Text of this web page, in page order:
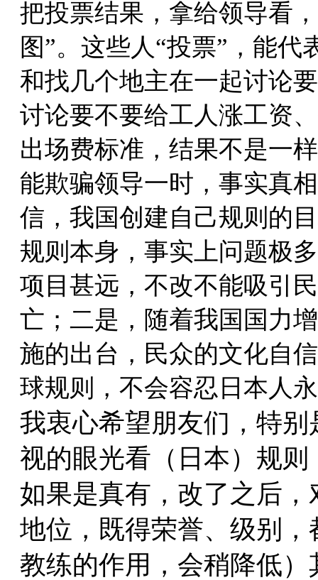
把投票结果，拿给领导看
图”。这些人“投票”，能
和找几个地主在一起讨论
讨论要不要给工人涨工资
出场费标准，结果不是一
能欺骗领导一时，事实真
信，我国创建自己规则的
规则本身，事实上问题极
项目甚远，不改不能吸引
亡；二是，随着我国国力
施的出台，民众的文化自
球规则，不会容忍日本人
我衷心希望朋友们，特
视的眼光看（日本）规
如果是真有，改了之后
地位，既得荣誉、级别
教练的作用，会稍降低